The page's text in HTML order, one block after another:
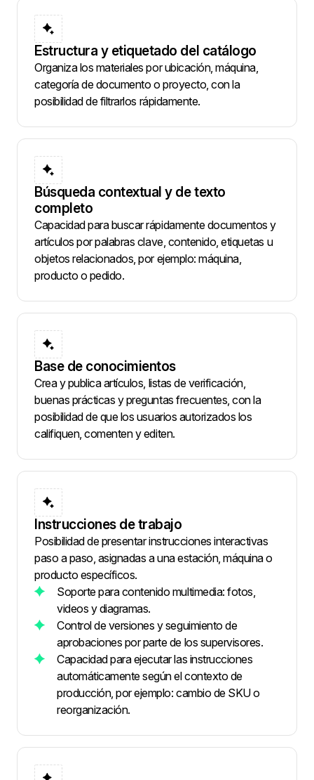
Estructura y etiquetado del catálogo
Organiza los materiales por ubicación, máquina,
categoría de documento o proyecto, con la
posibilidad de filtrarlos rápidamente.
Búsqueda contextual y de texto
completo
Capacidad para buscar rápidamente documentos y
artículos por palabras clave, contenido, etiquetas u
objetos relacionados, por ejemplo: máquina,
producto o pedido.
Base de conocimientos
Crea y publica artículos, listas de verificación,
buenas prácticas y preguntas frecuentes, con la
posibilidad de que los usuarios autorizados los
califiquen, comenten y editen.
Instrucciones de trabajo
Posibilidad de presentar instrucciones interactivas
paso a paso, asignadas a una estación, máquina o
producto específicos.
Soporte para contenido multimedia: fotos,
videos y diagramas.
Control de versiones y seguimiento de
aprobaciones por parte de los supervisores.
Capacidad para ejecutar las instrucciones
automáticamente según el contexto de
producción, por ejemplo: cambio de SKU o
reorganización.